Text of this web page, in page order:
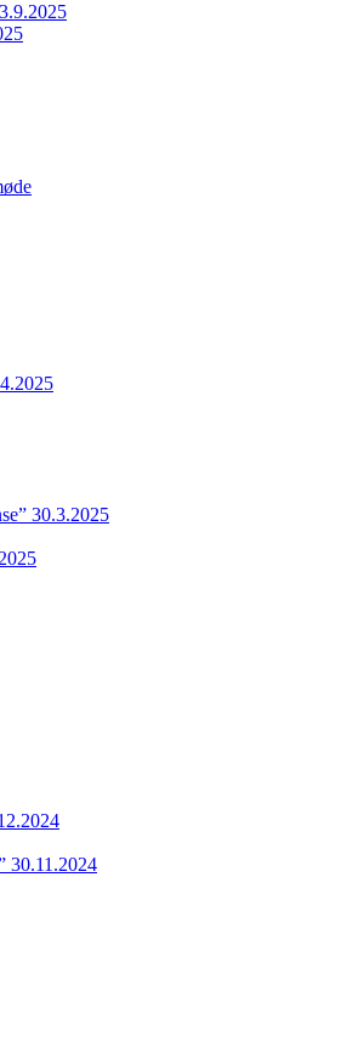
30.3.2025
30.11.2024